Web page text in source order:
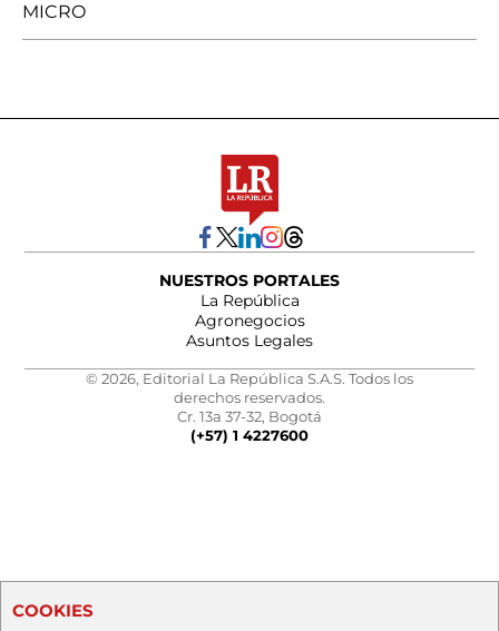
MICRO
NUESTROS PORTALES
La República
Agronegocios
Asuntos Legales
© 2026, Editorial La República S.A.S. Todos los
derechos reservados.
Cr. 13a 37-32, Bogotá
(+57) 1 4227600
COOKIES